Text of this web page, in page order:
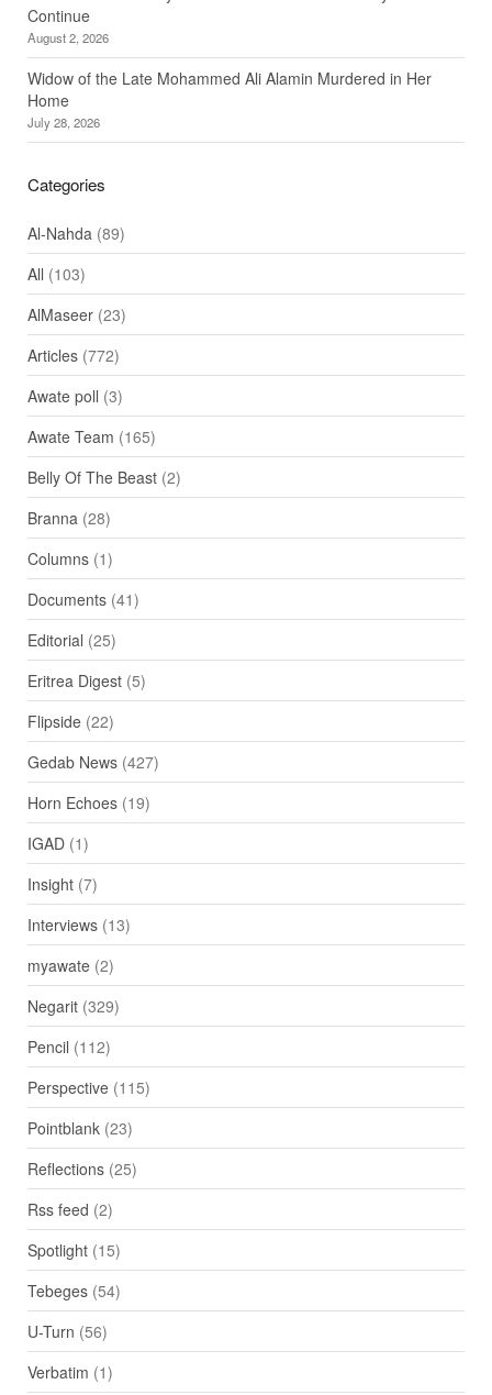
Continue
August 2, 2026
Widow of the Late Mohammed Ali Alamin Murdered in Her
Home
July 28, 2026
Categories
Al-Nahda(89)
All (103)
AlMaseer(23)
Articles(772)
Awate poll (3)
Awate Team (165)
Belly Of The Beast(2)
Branna(28)
Columns(1)
Documents(41)
Editorial (25)
Eritrea Digest(5)
Flipside(22)
Gedab News(427)
Horn Echoes(19)
IGAD(1)
Insight(7)
Interviews(13)
myawate(2)
Negarit(329)
Pencil (112)
Perspective(115)
Pointblank(23)
Reflections(25)
Rss feed (2)
Spotlight(15)
Tebeges(54)
U-Turn (56)
Verbatim (1)